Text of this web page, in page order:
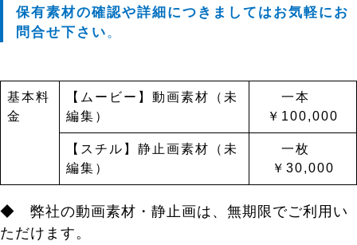
保有素材の確認や詳細につきましてはお気軽にお
問合せ下さい。
基本料
金
【ムービー】動画素材（未
編集）
一本
￥100,000
【スチル】静止画素材（未
編集）
一枚
￥30,000
◆ 弊社の動画素材・静止画は、無期限でご利用い
ただけます。